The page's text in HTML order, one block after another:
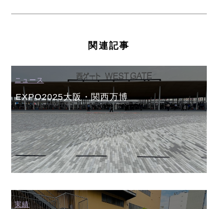
関連記事
EXPO2025大阪・関西万博
ニュース
実績